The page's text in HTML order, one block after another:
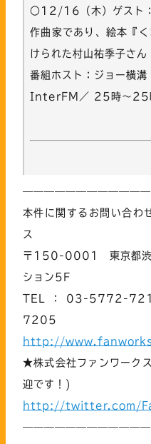
○12/16（木）ゲスト：
作曲家であり、絵本『
けられた村山祐季子さん
番組ホスト：ジョー横溝
InterFM／ 25時～25
本件に関するお問い合わ
ス
〒150-0001 東京都渋
ション5F
TEL：03-5772-
7205
http://
★株式会社ファンワー
迎です！)
http://twitter.com/